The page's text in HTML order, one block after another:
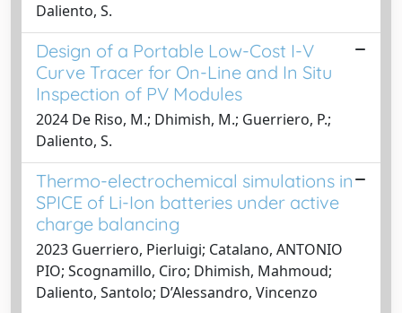
Daliento, S.
Design of a Portable Low-Cost I-V
Curve Tracer for On-Line and In Situ
Inspection of PV Modules
2024 De Riso, M.; Dhimish, M.; Guerriero, P.;
Daliento, S.
Thermo-electrochemical simulations in
SPICE of Li-Ion batteries under active
charge balancing
2023 Guerriero, Pierluigi; Catalano, ANTONIO
PIO; Scognamillo, Ciro; Dhimish, Mahmoud;
Daliento, Santolo; D’Alessandro, Vincenzo